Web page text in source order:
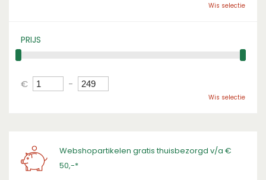
Wis selectie
PRIJS
€ -
Wis selectie
Webshopartikelen gratis thuisbezorgd v/a €
50,-*